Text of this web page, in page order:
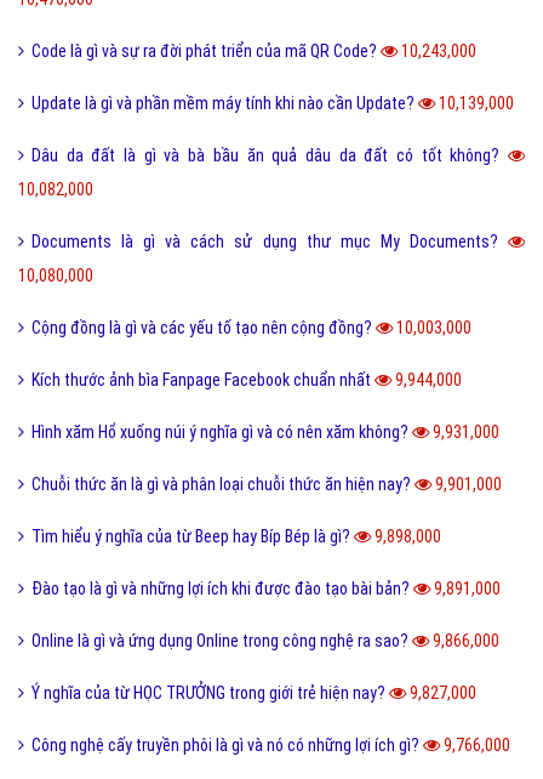
Code là gì và sự ra đời phát triển của mã QR Code? 10,243,000
Update là gì và phần mềm máy tính khi nào cần Update? 10,139,000
Dâu da đất là gì và bà bầu ăn quả dâu da đất có tốt không?
10,082,000
Documents là gì và cách sử dụng thư mục My Documents?
10,080,000
Cộng đồng là gì và các yếu tố tạo nên cộng đồng? 10,003,000
Kích thước ảnh bìa Fanpage Facebook chuẩn nhất 9,944,000
Hình xăm Hổ xuống núi ý nghĩa gì và có nên xăm không? 9,931,000
Chuỗi thức ăn là gì và phân loại chuỗi thức ăn hiện nay? 9,901,000
Tìm hiểu ý nghĩa của từ Beep hay Bíp Bép là gì? 9,898,000
Đào tạo là gì và những lợi ích khi được đào tạo bài bản? 9,891,000
Online là gì và ứng dụng Online trong công nghệ ra sao? 9,866,000
Ý nghĩa của từ HỌC TRƯỞNG trong giới trẻ hiện nay? 9,827,000
Công nghệ cấy truyền phôi là gì và nó có những lợi ích gì? 9,766,000